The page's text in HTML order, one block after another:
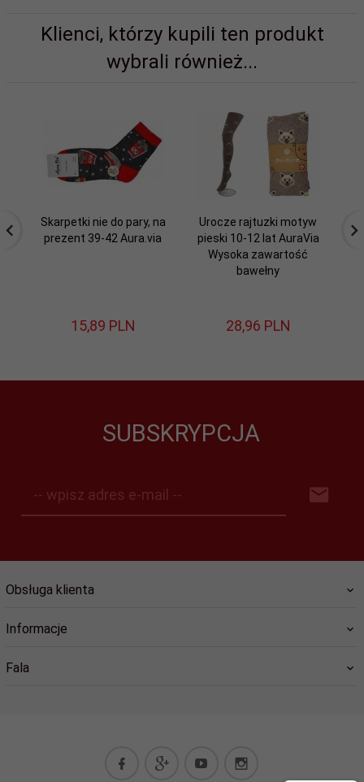
Klienci, którzy kupili ten produkt
wybrali również...
Skarpetki nie do pary, na
prezent 39-42 Aura.via
15,89 PLN
Urocze rajtuzki motyw
pieski 10-12 lat AuraVia
Wysoka zawartość
bawełny
28,96 PLN
SUBSKRYPCJA
-- wpisz adres e-mail --
Obsługa klienta
Informacje
Fala